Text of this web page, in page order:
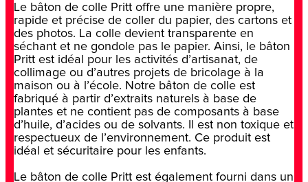
Le bâton de colle Pritt offre une manière propre,
rapide et précise de coller du papier, des cartons et
des photos. La colle devient transparente en
séchant et ne gondole pas le papier. Ainsi, le bâton
Pritt est idéal pour les activités d’artisanat, de
collimage ou d’autres projets de bricolage à la
maison ou à l’école. Notre bâton de colle est
fabriqué à partir d’extraits naturels à base de
plantes et ne contient pas de composants à base
d’huile, d’acides ou de solvants. Il est non toxique et
respectueux de l’environnement. Ce produit est
idéal et sécuritaire pour les enfants.
Le bâton de colle Pritt est également fourni dans un